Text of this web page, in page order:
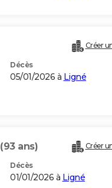
Créer
Décès
05/01/2026 à Ligné
(93 ans) Créer
Décès
01/01/2026 à Ligné